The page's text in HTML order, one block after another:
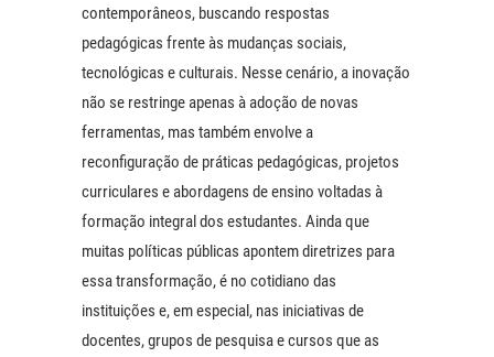
contemporâneos, buscando respostas
pedagógicas frente às mudanças sociais,
tecnológicas e culturais. Nesse cenário, a inovação
não se restringe apenas à adoção de novas
ferramentas, mas também envolve a
reconfiguração de práticas pedagógicas, projetos
curriculares e abordagens de ensino voltadas à
formação integral dos estudantes. Ainda que
muitas políticas públicas apontem diretrizes para
essa transformação, é no cotidiano das
instituições e, em especial, nas iniciativas de
docentes, grupos de pesquisa e cursos que as